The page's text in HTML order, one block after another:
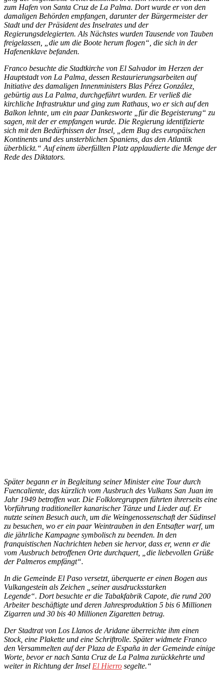
zum Hafen von Santa Cruz de La Palma. Dort wurde er von den
damaligen Behörden empfangen, darunter der Bürgermeister der
Stadt und der Präsident des Inselrates und der
Regierungsdelegierten. Als Nächstes wurden Tausende von Tauben
freigelassen, „die um die Boote herum flogen“, die sich in der
Hafenenklave befanden.
Franco besuchte die Stadtkirche von El Salvador im Herzen der
Hauptstadt von La Palma, dessen Restaurierungsarbeiten auf
Initiative des damaligen Innenministers Blas Pérez González,
gebürtig aus La Palma, durchgeführt wurden. Er verließ die
kirchliche Infrastruktur und ging zum Rathaus, wo er sich auf den
Balkon lehnte, um ein paar Dankesworte „für die Begeisterung“ zu
sagen, mit der er empfangen wurde. Die Regierung identifizierte
sich mit den Bedürfnissen der Insel, „dem Bug des europäischen
Kontinents und des unsterblichen Spaniens, das den Atlantik
überblickt.“ Auf einem überfüllten Platz applaudierte die Menge der
Rede des Diktators.
Später begann er in Begleitung seiner Minister eine Tour durch
Fuencaliente, das kürzlich vom Ausbruch des Vulkans San Juan im
Jahr 1949 betroffen war. Die Folkloregruppen führten ihrerseits eine
Vorführung traditioneller kanarischer Tänze und Lieder auf. Er
nutzte seinen Besuch auch, um die Weingenossenschaft der Südinsel
zu besuchen, wo er ein paar Weintrauben in den Entsafter warf, um
die jährliche Kampagne symbolisch zu beenden. In den
franquistischen Nachrichten heben sie hervor, dass er, wenn er die
vom Ausbruch betroffenen Orte durchquert, „die liebevollen Grüße
der Palmeros empfängt“.
In die Gemeinde El Paso versetzt, überquerte er einen Bogen aus
Vulkangestein als Zeichen „seiner ausdrucksstarken
Legende“. Dort besuchte er die Tabakfabrik Capote, die rund 200
Arbeiter beschäftigte und deren Jahresproduktion 5 bis 6 Millionen
Zigarren und 30 bis 40 Millionen Zigaretten betrug.
Der Stadtrat von Los Llanos de Aridane überreichte ihm einen
Stock, eine Plakette und eine Schriftrolle. Später widmete Franco
den Versammelten auf der Plaza de España in der Gemeinde einige
Worte, bevor er nach Santa Cruz de La Palma zurückkehrte und
weiter in Richtung der Insel El Hierro segelte.“